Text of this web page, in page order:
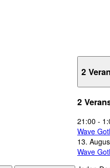
2
2
21:00 -
Wave
13.
Wave